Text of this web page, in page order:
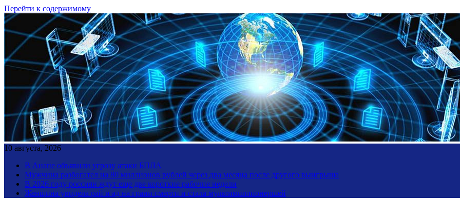
Перейти к содержимому
10 августа, 2026
В Анапе объявили угрозу атаки БПЛА
Мужчина разбогател на 80 миллионов рублей через два месяца после другого выигрыша
В 2026 году россиян ждут еще две короткие рабочие недели
Женщина увидела рай и ад на грани смерти и стала мультимиллионершей